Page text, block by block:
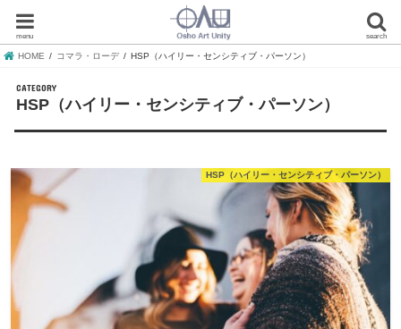
search
menu
HOME コマラ・ローデ HSP（ハイリー・センシティブ・パーソン）
HSP（ハイリー・センシティブ・パーソン）
HSP（ハイリー・センシティブ・パーソン）